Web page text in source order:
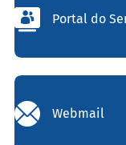
Portal do
Webmail